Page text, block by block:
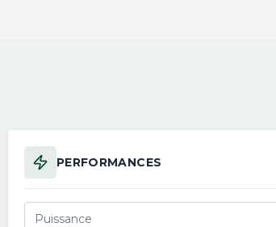
PERFORMANCES
Puissance